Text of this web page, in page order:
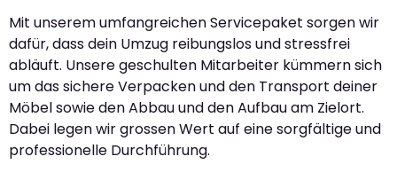
Mit unserem umfangreichen Servicepaket sorgen wir
dafür, dass dein Umzug reibungslos und stressfrei
abläuft. Unsere geschulten Mitarbeiter kümmern sich
um das sichere Verpacken und den Transport deiner
Möbel sowie den Abbau und den Aufbau am Zielort.
Dabei legen wir grossen Wert auf eine sorgfältige und
professionelle Durchführung.